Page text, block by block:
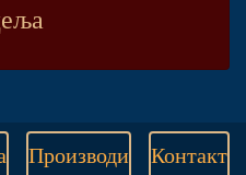
Производи Контакт